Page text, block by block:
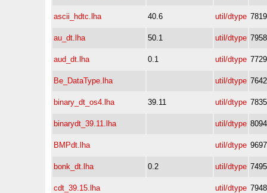
ascii_hdtc.lha 40.6 util/dtype 7819
au_dt.lha 50.1 util/dtype 7958
aud_dt.lha 0.1 util/dtype 7729
Be_DataType.lha util/dtype 7642
binary_dt_os4.lha 39.11 util/dtype 7835
binarydt_39.11.lha util/dtype 8094
BMPdt.lha util/dtype 9697
bonk_dt.lha 0.2 util/dtype 7495
cdt_39.15.lha util/dtype 7948